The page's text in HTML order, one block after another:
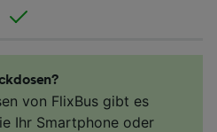
von FlixBus gibt es
Ihr Smartphone oder